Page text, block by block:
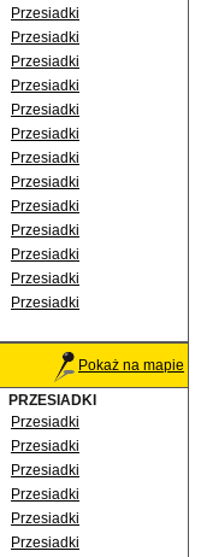
Przesiadki
Przesiadki
Przesiadki
Przesiadki
Przesiadki
Przesiadki
Przesiadki
Przesiadki
Przesiadki
Przesiadki
Przesiadki
Przesiadki
Przesiadki
Pokaż na mapie
PRZESIADKI
Przesiadki
Przesiadki
Przesiadki
Przesiadki
Przesiadki
Przesiadki